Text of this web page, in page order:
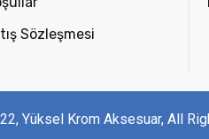
Sözleşmesi
Yüksel Krom Aksesuar, All